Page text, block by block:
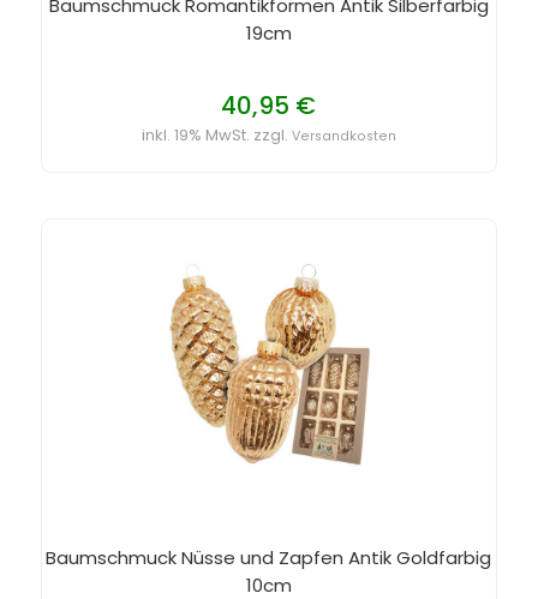
19cm
40,95 €
inkl. 19% MwSt. zzgl. Versandkosten
Baumschmuck Nüsse und Zapfen Antik Goldfarbig
10cm